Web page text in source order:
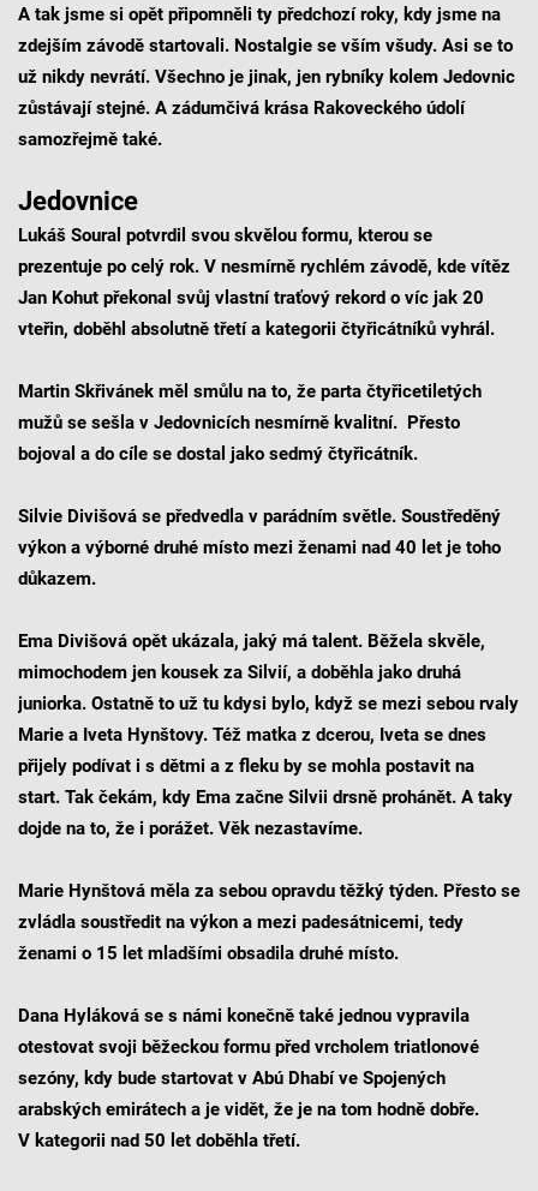
A tak jsme si opět připomněli ty předchozí roky, kdy jsme na
zdejším závodě startovali. Nostalgie se vším všudy. Asi se to
už nikdy nevrátí. Všechno je jinak, jen rybníky kolem Jedovnic
zůstávají stejné. A zádumčivá krása Rakoveckého údolí
samozřejmě také.
Jedovnice
Lukáš Soural potvrdil svou skvělou formu, kterou se
prezentuje po celý rok. V nesmírně rychlém závodě, kde vítěz
Jan Kohut překonal svůj vlastní traťový rekord o víc jak 20
vteřin, doběhl absolutně třetí a kategorii čtyřicátníků vyhrál.
Martin Skřivánek měl smůlu na to, že parta čtyřicetiletých
mužů se sešla v Jedovnicích nesmírně kvalitní. Přesto
bojoval a do cíle se dostal jako sedmý čtyřicátník.
Silvie Divišová se předvedla v parádním světle. Soustředěný
výkon a výborné druhé místo mezi ženami nad 40 let je toho
důkazem.
Ema Divišová opět ukázala, jaký má talent. Běžela skvěle,
mimochodem jen kousek za Silvií, a doběhla jako druhá
juniorka. Ostatně to už tu kdysi bylo, když se mezi sebou rvaly
Marie a Iveta Hynštovy. Též matka z dcerou, Iveta se dnes
přijely podívat i s dětmi a z fleku by se mohla postavit na
start. Tak čekám, kdy Ema začne Silvii drsně prohánět. A taky
dojde na to, že i porážet. Věk nezastavíme.
Marie Hynštová měla za sebou opravdu těžký týden. Přesto se
zvládla soustředit na výkon a mezi padesátnicemi, tedy
ženami o 15 let mladšími obsadila druhé místo.
Dana Hyláková se s námi konečně také jednou vypravila
otestovat svoji běžeckou formu před vrcholem triatlonové
sezóny, kdy bude startovat v Abú Dhabí ve Spojených
arabských emirátech a je vidět, že je na tom hodně dobře.
V kategorii nad 50 let doběhla třetí.